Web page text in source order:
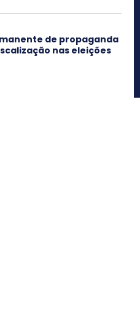
de propaganda
nas eleições